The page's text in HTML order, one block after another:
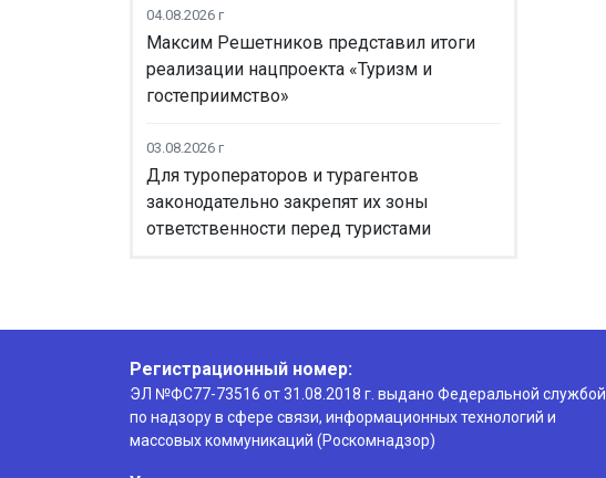
04.08.2026 г
Максим Решетников представил итоги
реализации нацпроекта «Туризм и
гостеприимство»
03.08.2026 г
Для туроператоров и турагентов
законодательно закрепят их зоны
ответственности перед туристами
Регистрационный номер:
ЭЛ №ФС77-73516 от 31.08.2018 г. выдано Федеральной службой
по надзору в сфере связи, информационных технологий и
массовых коммуникаций (Роскомнадзор)